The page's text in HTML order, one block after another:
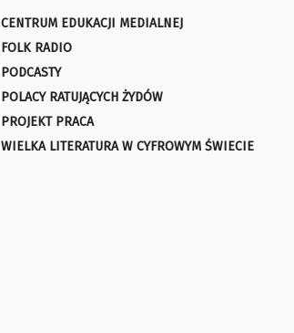
CENTRUM EDUKACJI MEDIALNEJ
FOLK RADIO
PODCASTY
POLACY RATUJĄCYCH ŻYDÓW
PROJEKT PRACA
WIELKA LITERATURA W CYFROWYM ŚWIECIE